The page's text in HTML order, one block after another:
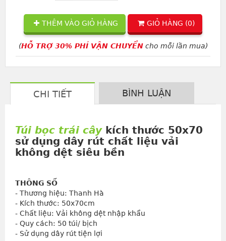
THÊM VÀO GIỎ HÀNG GIỎ HÀNG (0)
(HỖ TRỢ 30% PHÍ VẬN CHUYỂNcho mỗi lần mua)
CHI TIẾT BÌNH LUẬN
Túi bọc trái câykích thước 50x70
sử dụng dây rút chất liệu vải
không dệt siêu bền
THÔNG SỐ
- Thương hiệu: Thanh Hà
- Kích thước: 50x70cm
- Chất liệu: Vải không dệt nhập khẩu
- Quy cách: 50 túi/ bịch
- Sử dụng dây rút tiện lợi